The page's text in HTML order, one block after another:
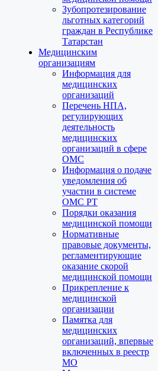
Зубопротезирование
льготных категорий
граждан в Республике
Татарстан
Медицинским
организациям
Информация для
медицинских
организаций
Перечень НПА,
регулирующих
деятельность
медицинских
организаций в сфере
ОМС
Информация о подаче
уведомления об
участии в системе
ОМС РТ
Порядки оказания
медицинской помощи
Нормативные
правовые документы,
регламентирующие
оказание скорой
медицинской помощи
Прикрепление к
медицинской
организации
Памятка для
медицинских
организаций, впервые
включенных в реестр
МО